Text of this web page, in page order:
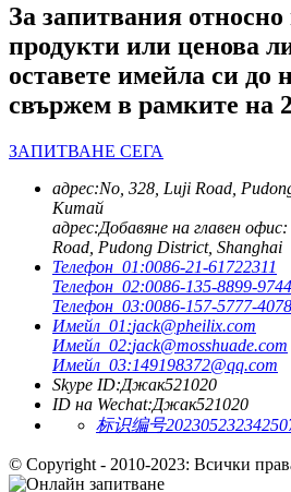
За запитвания
продукти или ценова
оставете имейла си до
свържем в рамките на
ЗАПИТВАНЕ СЕГА
адрес:No, 328, Luji Road,
Китай
адрес:Добавяне на главен
Road, Pudong District, Shanghai
Телефон_01:0086-21-61722311
Телефон_02:0086-135-8899-9744
Телефон_03:0086-157-5777-4078
Имейл_01:jack@pheilix.com
Имейл_02:jack@mosshuade.com
Имейл_03:149198372@qq.com
Skype ID:Джак521020
ID на Wechat:Джак521020
标识编号
© Copyright - 2010-2023: Всички